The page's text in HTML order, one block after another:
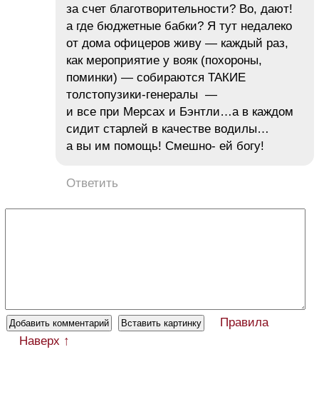
за счет благотворительности? Во, дают!
а где бюджетные бабки? Я тут недалеко
от дома офицеров живу — каждый раз,
как мероприятие у вояк (похороны,
поминки) — собираются ТАКИЕ
толстопузики-генералы —
и все при Мерсах и Бэнтли…а в каждом
сидит старлей в качестве водилы…
а вы им помощь! Смешно- ей богу!
Ответить
Правила
Наверх ↑